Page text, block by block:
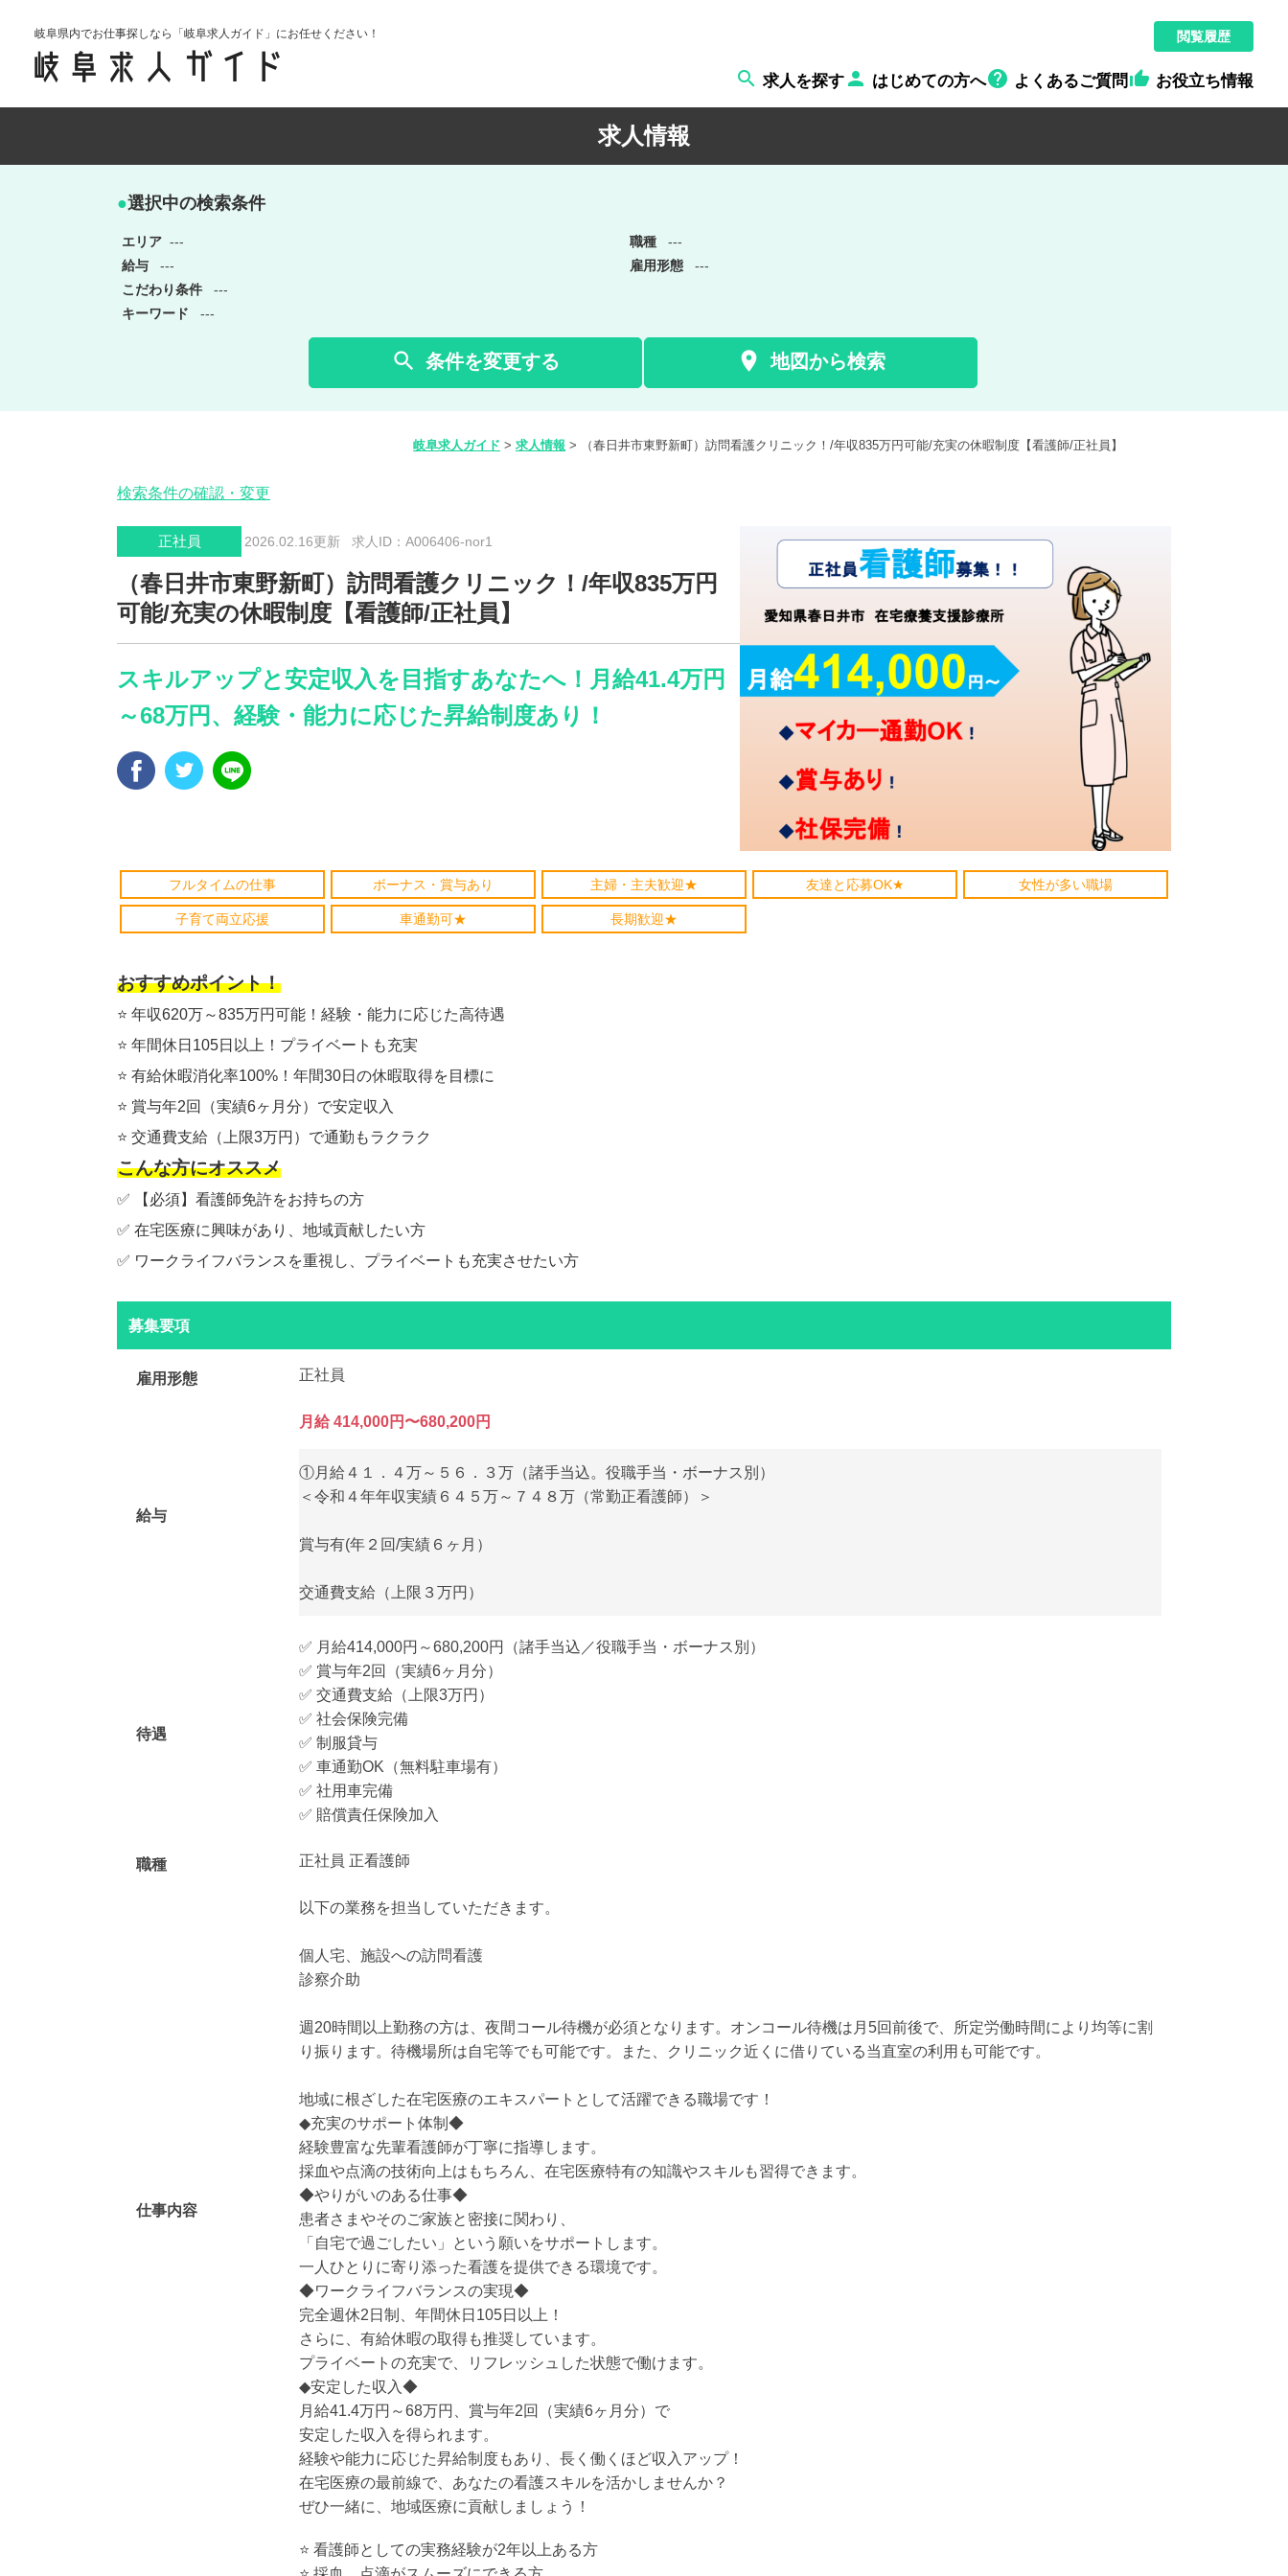
岐阜県内でお仕事探しなら「岐阜求人ガイド」にお任せください！ 閲覧履歴
 求人を探す  はじめての方へ よくあるご質問  お役立ち情報
求人情報
●選択中の検索条件
エリア --- 職種
---
給与
--- 雇用形態
---
こだわり条件
---
キーワード
---
 条件を変更する  地図から検索
岐阜求人ガイド > 求人情報 > （春日井市東野新町）訪問看護クリニック！/年収835万円可能/充実の休暇制度【看護師/正社員】
検索条件の確認・変更
正社員 2026.02.16更新 求人ID：A006406-nor1
（春日井市東野新町）訪問看護クリニック！/年収835万円
可能/充実の休暇制度【看護師/正社員】
スキルアップと安定収入を目指すあなたへ！月給41.4万円
～68万円、経験・能力に応じた昇給制度あり！
フルタイムの仕事 ボーナス・賞与あり 主婦・主夫歓迎★ 友達と応募OK★ 女性が多い職場
子育て両立応援 車通勤可★ 長期歓迎★
おすすめポイント！
⭐️ 年収620万～835万円可能！経験・能力に応じた高待遇
⭐️ 年間休日105日以上！プライベートも充実
⭐️ 有給休暇消化率100%！年間30日の休暇取得を目標に
⭐️ 賞与年2回（実績6ヶ月分）で安定収入
⭐️ 交通費支給（上限3万円）で通勤もラクラク
こんな方にオススメ
✅ 【必須】看護師免許をお持ちの方
✅ 在宅医療に興味があり、地域貢献したい方
✅ ワークライフバランスを重視し、プライベートも充実させたい方
募集要項
雇用形態 正社員
給与
月給 414,000円〜680,200円
①月給４１．４万～５６．３万（諸手当込。役職手当・ボーナス別）
＜令和４年年収実績６４５万～７４８万（常勤正看護師）＞
賞与有(年２回/実績６ヶ月）
交通費支給（上限３万円）
待遇
✅ 月給414,000円～680,200円（諸手当込／役職手当・ボーナス別）
✅ 賞与年2回（実績6ヶ月分）
✅ 交通費支給（上限3万円）
✅ 社会保険完備
✅ 制服貸与
✅ 車通勤OK（無料駐車場有）
✅ 社用車完備
✅ 賠償責任保険加入
職種 正社員 正看護師
仕事内容
以下の業務を担当していただきます。
個人宅、施設への訪問看護
診察介助
週20時間以上勤務の方は、夜間コール待機が必須となります。オンコール待機は月5回前後で、所定労働時間により均等に割
り振ります。待機場所は自宅等でも可能です。また、クリニック近くに借りている当直室の利用も可能です。
地域に根ざした在宅医療のエキスパートとして活躍できる職場です！
◆充実のサポート体制◆
経験豊富な先輩看護師が丁寧に指導します。
採血や点滴の技術向上はもちろん、在宅医療特有の知識やスキルも習得できます。
◆やりがいのある仕事◆
患者さまやそのご家族と密接に関わり、
「自宅で過ごしたい」という願いをサポートします。
一人ひとりに寄り添った看護を提供できる環境です。
◆ワークライフバランスの実現◆
完全週休2日制、年間休日105日以上！
さらに、有給休暇の取得も推奨しています。
プライベートの充実で、リフレッシュした状態で働けます。
◆安定した収入◆
月給41.4万円～68万円、賞与年2回（実績6ヶ月分）で
安定した収入を得られます。
経験や能力に応じた昇給制度もあり、長く働くほど収入アップ！
在宅医療の最前線で、あなたの看護スキルを活かしませんか？
ぜひ一緒に、地域医療に貢献しましょう！
⭐️ 看護師としての実務経験が2年以上ある方